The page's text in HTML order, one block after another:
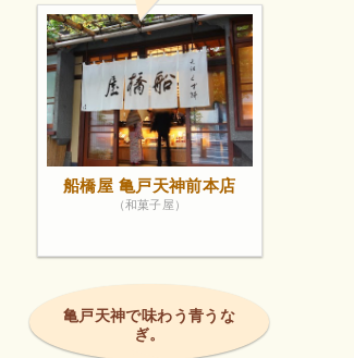
船橋屋 亀戸天神前本店
（和菓子屋）
亀戸天神で味わう青うな
ぎ。